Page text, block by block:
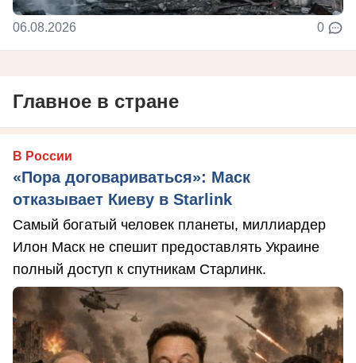
06.08.2026 0
Главное в стране
В России
«Пора договариваться»: Маск
отказывает Киеву в Starlink
Самый богатый человек планеты, миллиардер
Илон Маск не спешит предоставлять Украине
полный доступ к спутникам Старлинк.